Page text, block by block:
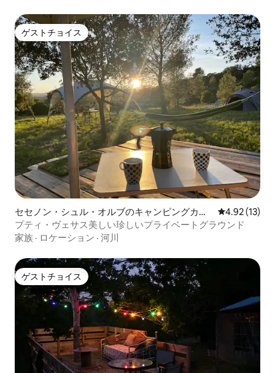
ゲストチョイス
ゲストチョイス
セセノン・シュル・オルブのキャンピングカ
ー・RV
レビュー13
4.92 (13)
プティ・ヴェサス美しい珍しいプライベートグラウンド
家族 · ロケーション · 河川
ゲストチョイス
ゲストチョイス